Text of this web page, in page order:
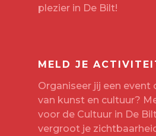
plezier in De Bilt!
MELD JE
Organiseer jij een event
van kunst en cultuur?
voor de Cultuur in De
vergroot je